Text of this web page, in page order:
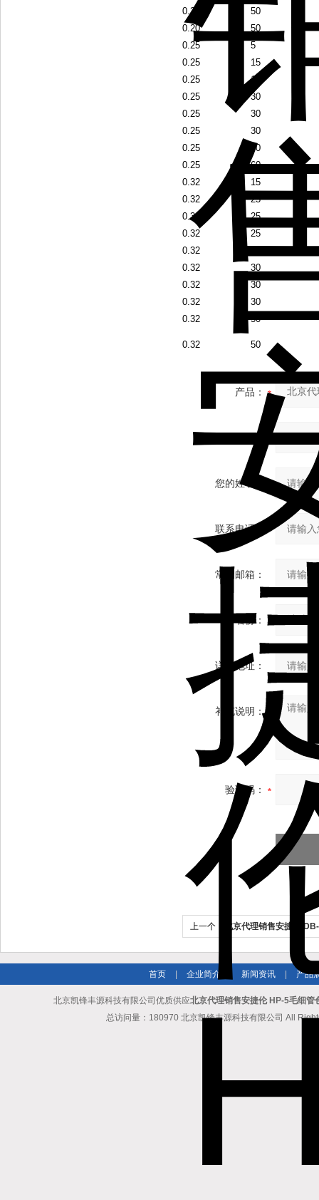
0.20
50
0.20
50
0.25
5
0.25
15
0.25
15
0.25
30
0.25
30
0.25
30
0.25
60
0.25
60
0.32
15
0.32
25
0.32
25
0.32
25
0.32
0.32
30
0.32
30
0.32
30
0.32
50
0.32 50
产品：
您的姓名：
联系电话：
常用邮箱：
省份：
详细地址：
补充说明：
验证码：
上一个： 北京代理销售安捷伦
首页 企业简介 | 新闻资讯 产品
北京凯锋丰源科技有限公司优质供应北京代理销售安捷伦 HP-5毛细管
总访问量：180970 北京凯锋丰源科技有限公司 All